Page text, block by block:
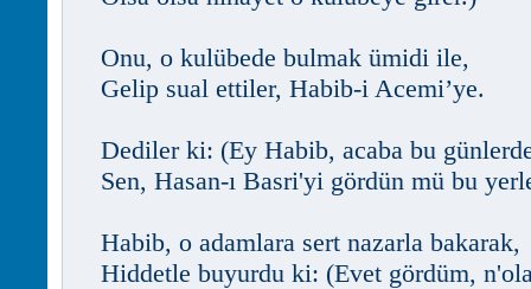
Onu, o kulübede bulmak ümidi ile,
Gelip sual ettiler, Habib-i Acemi’ye.
Dediler ki: (Ey Habib, acaba bu
Sen, Hasan-ı Basri'yi gördün mü bu
Habib, o adamlara sert nazarla bakarak,
Hiddetle buyurdu ki: (Evet gördüm,